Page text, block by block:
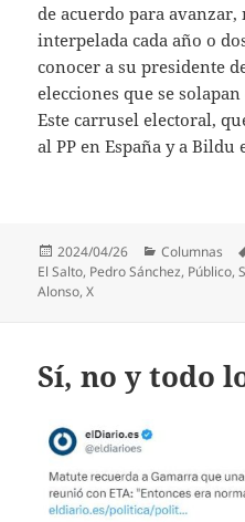
de acuerdo para
interpelada cada año o
conocer a su presidente
elecciones que se
Este carrusel electoral,
al PP en España y a Bildu
Publicado
el
2024/04/26 Categorías
Columnas
El Salto, Pedro Sánchez, Público,
Alonso,X
Sí, no y todo